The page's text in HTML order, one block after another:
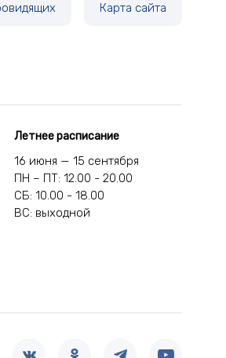
Карта сайта
Летнее расписание
16 июня — 15 сентября
ПН – ПТ: 12.00 - 20.00
СБ: 10.00 - 18.00
ВС: выходной